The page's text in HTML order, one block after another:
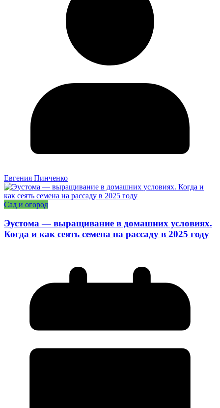
Евгения Пинченко
Сад и огород
Эустома — выращивание в домашних условиях.
Когда и как сеять семена на рассаду в 2025 году